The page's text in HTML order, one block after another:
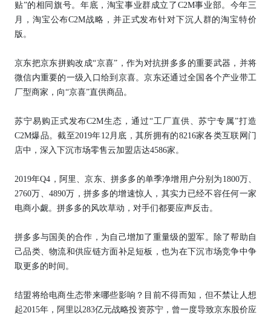
贴”的相同旗号。年底，淘宝事业群成立了C2M事业部。今年三
月，淘宝公布C2M战略，并正式发布针对下沉人群的淘宝特价
版。
京东把京东拼购改成“京喜”，作为对抗拼多多的重要武器，并将
微信内重要的一级入口给到京喜。京东还通过全国各个产业带工
厂型商家，向“京喜”直供商品。
苏宁易购正式发布C2M生态，通过“工厂直供、苏宁专属”打造
C2M爆品。截至2019年12月底，其所拥有的8216家各类互联网门
店中，深入下沉市场零售云加盟店达4586家。
2019年Q4，阿里、京东、拼多多的单季净增用户分别为1800万、
2760万、4890万，拼多多的增速惊人，其实力已经不容任何一家
电商小觑。拼多多的风吹草动，对手们都要应声反击。
拼多多与国美的合作，为自己增加了重量级的盟军。除了帮助自
己品类、物流和供应链方面补足短板，也为在下沉市场竞争中争
取更多的时间。
结盟将给电商生态带来哪些影响？目前不得而知，但不禁让人想
起2015年，阿里以283亿元战略投资苏宁，曾一度导致京东股价应